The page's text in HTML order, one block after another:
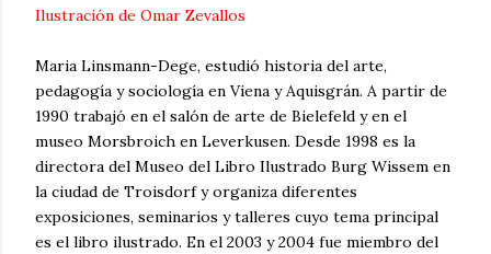
Ilustración de Omar Zevallos
Maria Linsmann-Dege, estudió historia del arte,
pedagogía y sociología en Viena y Aquisgrán. A partir de
1990 trabajó en el salón de arte de Bielefeld y en el
museo Morsbroich en Leverkusen. Desde 1998 es la
directora del Museo del Libro Ilustrado Burg Wissem en
la ciudad de Troisdorf y organiza diferentes
exposiciones, seminarios y talleres cuyo tema principal
es el libro ilustrado. En el 2003 y 2004 fue miembro del